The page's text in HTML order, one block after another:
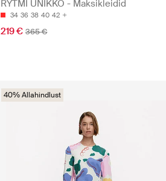
RYTMI UNIKKO - Maksikleidid
34 36 38 40 42
219 € 365 €
40% Allahindlust